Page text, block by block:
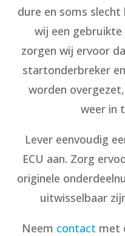
dure en soms slecht
wij een gebruikte
zorgen wij ervoor
startonderbreker
worden
weer in
Lever eenvoudig
ECU aan. Zorg
originele
uitwisselbaar
Neem contact met